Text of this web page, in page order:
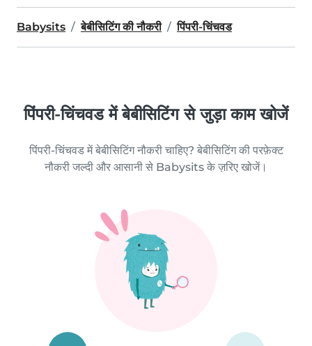
Babysits बेबीसिटिंग की नौकरी पिंपरी-चिंचवड
पिंपरी-चिंचवड में बेबीसिटिंग से जुड़ा काम खोजें
पिंपरी-चिंचवड में बेबीसिटिंग नौकरी चाहिए? बेबीसिटिंग की परफ़ेक्ट
नौकरी जल्दी और आसानी से Babysits के ज़रिए खोजें।